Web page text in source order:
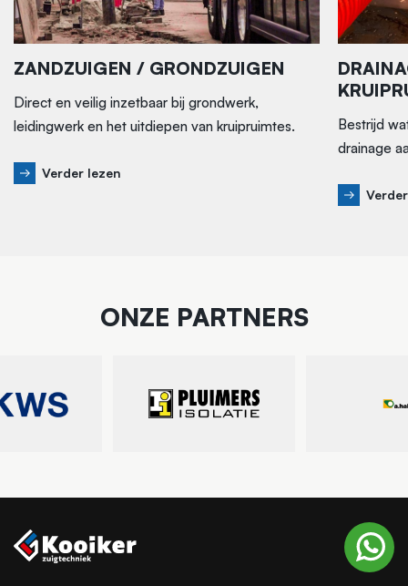
ZANDZUIGEN / GRONDZUIGEN
Direct en veilig inzetbaar bij grondwerk,
leidingwerk en het uitdiepen van kruipruimtes.
Verder lezen
Bestrijd
drainage
ONZE PARTNERS